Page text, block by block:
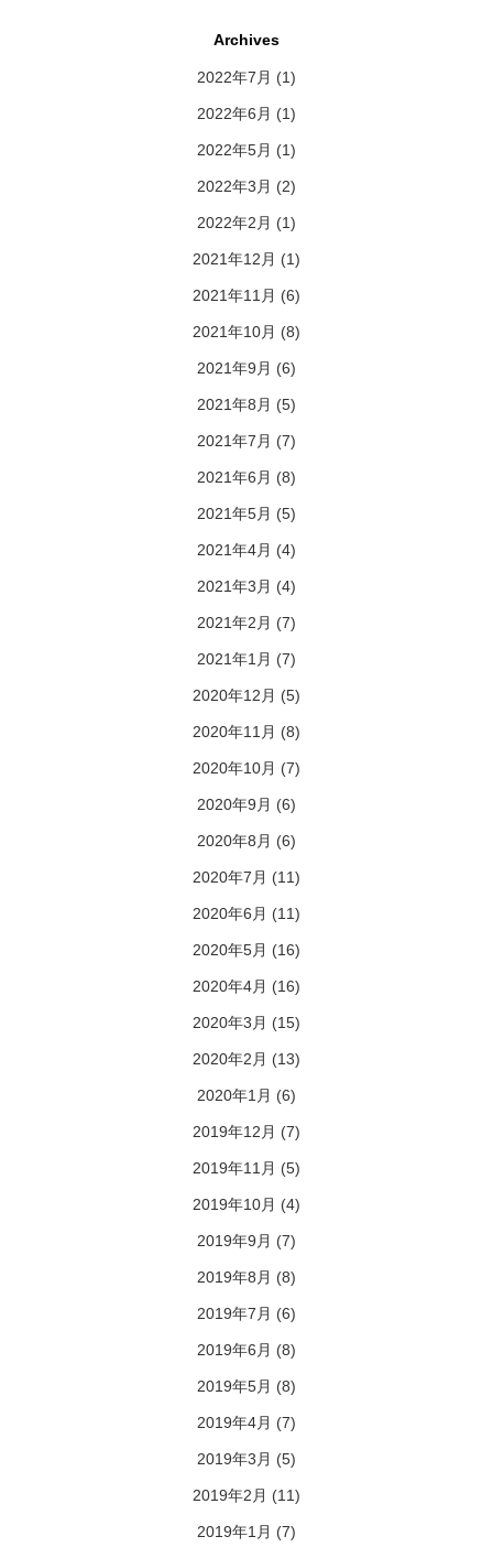
Archives
2022年7月 (1)
2022年6月 (1)
2022年5月 (1)
2022年3月 (2)
2022年2月 (1)
2021年12月 (1)
2021年11月 (6)
2021年10月 (8)
2021年9月 (6)
2021年8月 (5)
2021年7月 (7)
2021年6月 (8)
2021年5月 (5)
2021年4月 (4)
2021年3月 (4)
2021年2月 (7)
2021年1月 (7)
2020年12月 (5)
2020年11月 (8)
2020年10月 (7)
2020年9月 (6)
2020年8月 (6)
2020年7月 (11)
2020年6月 (11)
2020年5月 (16)
2020年4月 (16)
2020年3月 (15)
2020年2月 (13)
2020年1月 (6)
2019年12月 (7)
2019年11月 (5)
2019年10月 (4)
2019年9月 (7)
2019年8月 (8)
2019年7月 (6)
2019年6月 (8)
2019年5月 (8)
2019年4月 (7)
2019年3月 (5)
2019年2月 (11)
2019年1月 (7)